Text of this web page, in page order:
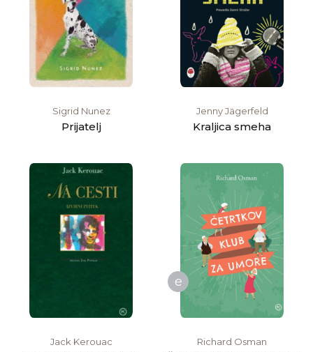
Sigrid Nunez
Prijatelj
Jenny Jägerfeld
Kraljica smeha
Jack Kerouac
e
Richard Osman